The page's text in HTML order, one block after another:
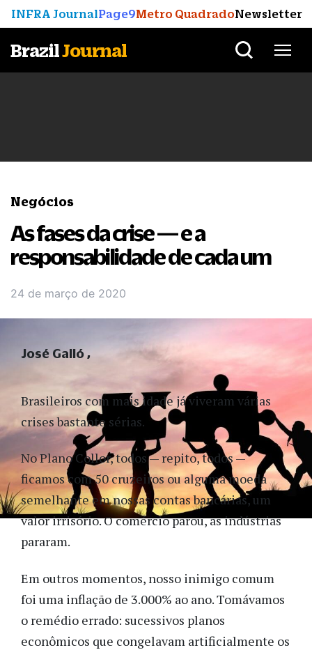
INFRA JournalPage9Metro QuadradoNewsletter
BrazilJournal
Negócios
As fases da crise — e a
responsabilidade de cada um
24 de março de 2020
Brasileiros com mais idade já viveram várias
crises bastante sérias.
No Plano Collor, todos — repito, todos —
ficamos com 50 cruzeiros ou alguma moeda
semelhante em nossas contas bancárias, um
valor irrisório. O comércio parou, as indústrias
pararam.
Em outros momentos, nosso inimigo comum
foi uma inflação de 3.000% ao ano. Tomávamos
o remédio errado: sucessivos planos
econômicos que congelavam artificialmente os
José Galló